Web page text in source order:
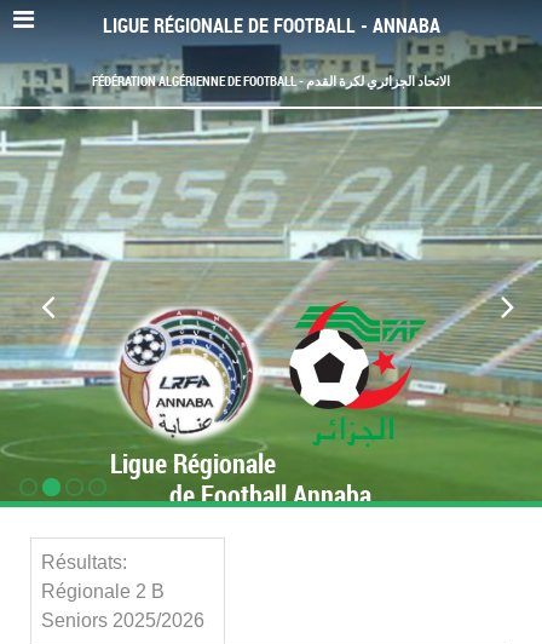
LIGUE RÉGIONALE DE FOOTBALL - ANNABA
FÉDÉRATION ALGÉRIENNE DE FOOTBALL - الاتحاد الجزائري لكرة القدم
Ligue Régionale
de Football Annaba
Résultats:
Régionale 2 B
Seniors 2025/2026